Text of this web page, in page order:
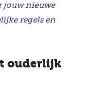
jouw nieuwe
regels en
ouderlijk